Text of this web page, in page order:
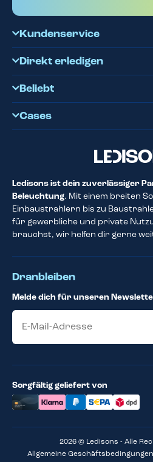
Sorgfältig geliefert von
Ledisons ist dein zuverlässiger
Beleuchtung. Mit einem breiten
Einbaustrahlern bis zu
für gewerbliche und private
brauchst, wir helfen dir gerne
Dranbleiben
Melde dich für unseren
E-Mail
Kundenservice
Direkt erledigen
Beliebt
Cases
2026 © Ledisons - Alle
Allgemeine Geschäftsbedingungen